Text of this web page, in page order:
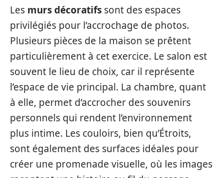
Les murs décoratifs sont des espaces
privilégiés pour l’accrochage de photos.
Plusieurs pièces de la maison se prêtent
particulièrement à cet exercice. Le salon est
souvent le lieu de choix, car il représente
l’espace de vie principal. La chambre, quant
à elle, permet d’accrocher des souvenirs
personnels qui rendent l’environnement
plus intime. Les couloirs, bien qu’Étroits,
sont également des surfaces idéales pour
créer une promenade visuelle, où les images